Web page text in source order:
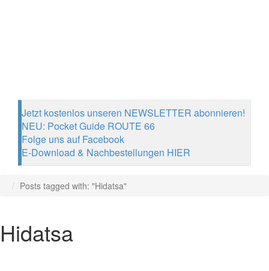
Jetzt kostenlos unseren NEWSLETTER abonnieren!
NEU: Pocket Guide ROUTE 66
Folge uns auf Facebook
E-Download & Nachbestellungen HIER
Posts tagged with: "Hidatsa"
Hidatsa